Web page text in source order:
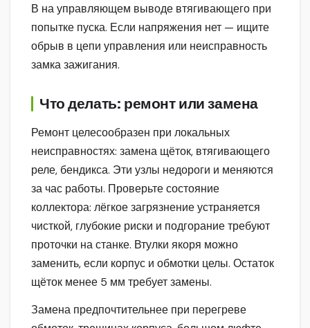
В на управляющем выводе втягивающего при
попытке пуска. Если напряжения нет — ищите
обрыв в цепи управления или неисправность
замка зажигания.
Что делать: ремонт или замена
Ремонт целесообразен при локальных
неисправностях: замена щёток, втягивающего
реле, бендикса. Эти узлы недороги и меняются
за час работы. Проверьте состояние
коллектора: лёгкое загрязнение устраняется
чисткой, глубокие риски и подгорание требуют
проточки на станке. Втулки якоря можно
заменить, если корпус и обмотки целы. Остаток
щёток менее 5 мм требует замены.
Замена предпочтительнее при перегреве